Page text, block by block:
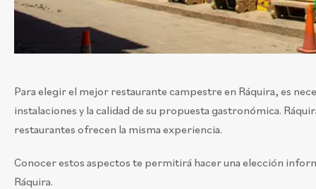
Para elegir el mejor restaurante campestre en Ráquira, es
instalaciones y la calidad de su propuesta gastronómica.
restaurantes ofrecen la misma experiencia.
Conocer estos aspectos te permitirá hacer una elección
Ráquira.